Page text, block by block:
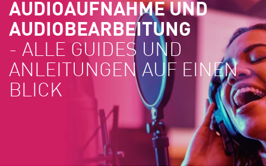
AUDIOAUFNAHME UND
AUDIOBEARBEITUNG
- ALLE GUIDES UND
ANLEITUNGEN AUF EINEN
BLICK